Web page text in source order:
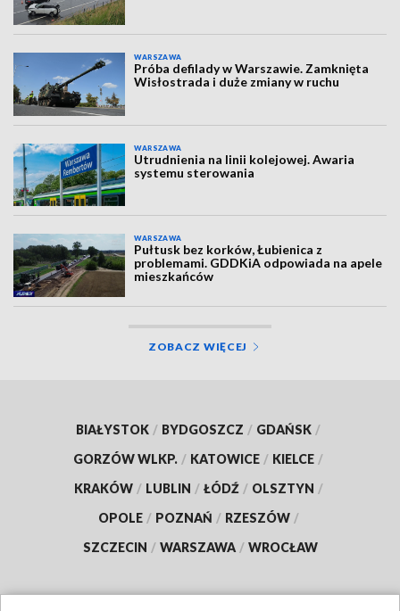
WARSZAWA
Próba defilady w Warszawie. Zamknięta
Wisłostrada i duże zmiany w ruchu
WARSZAWA
Utrudnienia na linii kolejowej. Awaria
systemu sterowania
WARSZAWA
Pułtusk bez korków, Łubienica z
problemami. GDDKiA odpowiada na apele
mieszkańców
ZOBACZ WIĘCEJ
BIAŁYSTOK / BYDGOSZCZ / GDAŃSK /
GORZÓW WLKP. / KATOWICE / KIELCE /
KRAKÓW / LUBLIN / ŁÓDŹ / OLSZTYN /
OPOLE / POZNAŃ / RZESZÓW /
SZCZECIN / WARSZAWA / WROCŁAW